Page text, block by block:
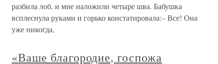
разбила лоб, и мне наложили четыре шва. Бабушка
всплеснула руками и горько констатировала:– Все! Она
уже никогда,
«Ваше благородие, госпожа